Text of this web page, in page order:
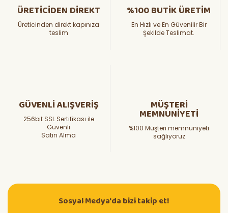
ÜRETİCİDEN DİREKT
Üreticinden direkt kapınıza
teslim
%100 BUTİK ÜRETİM
En Hızlı ve En Güvenilir Bir
Şekilde Teslimat.
GÜVENLİ ALIŞVERİŞ
256bit SSL Sertifikası ile
Güvenli
Satın Alma
MÜŞTERİ
MEMNUNİYETİ
%100 Müşteri memnuniyeti
sağlıyoruz
Sosyal Medya'da bizi takip et!